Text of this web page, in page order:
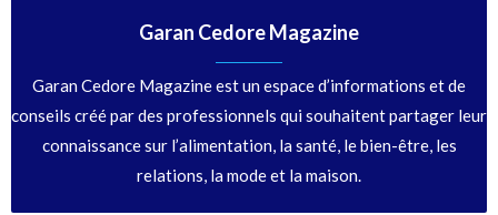
Garan Cedore Magazine
Garan Cedore Magazine est un espace d’informations et de
conseils créé par des professionnels qui souhaitent partager leur
connaissance sur l’alimentation, la santé, le bien-être, les
relations, la mode et la maison.